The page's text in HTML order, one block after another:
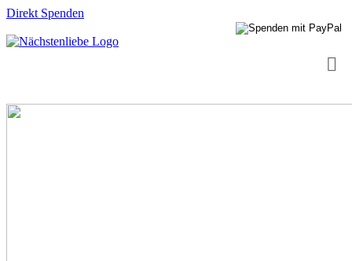
Direkt Spenden